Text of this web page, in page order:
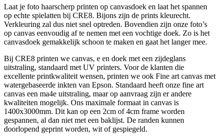
Laat je foto haarscherp printen op canvasdoek en laat het spannen
op echte spielatten bij CRE8. Bijons zijn de prints kleurecht.
Verkleuring zal dus niet snel optreden. Bovendien zijn onze foto’s
op canvas eenvoudig af te nemen met een vochtige doek. Zo is het
canvasdoek gemakkelijk schoon te maken en gaat het langer mee.
Bij CRE8 printen we canvas, e en doek met een zijdeglans
uitstraling, standaard met UV printers. Voor de klanten die
excellente printkwaliteit wensen, printen we ook Fine art canvas met
watergebaseerde inkten van Epson. Standaard heeft onze fine art
canvas een ma4e uitstraling, maar op aanvraag zijn er andere
kwaliteiten mogelijk. Ons maximale formaat in canvas is
1400x3000mm. Dit kan op een 2cm of 4cm frame worden
gespannen, al dan niet met een baklijst. De randen kunnen
doorlopend geprint worden, wit of gespiegeld.